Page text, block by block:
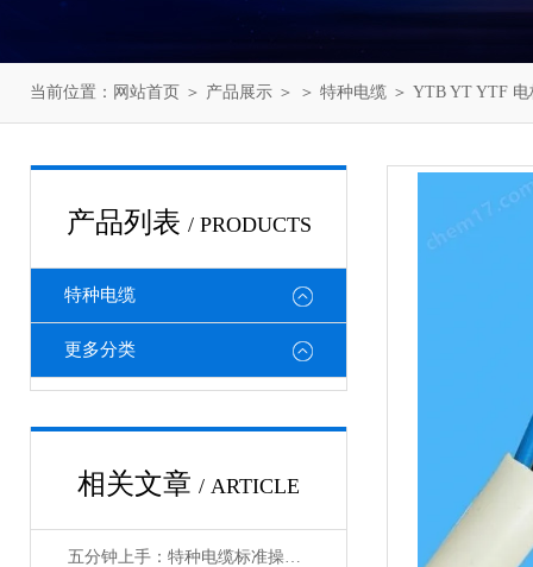
当前位置： 网站首页 ＞ 产品展示 ＞ ＞ 特种电缆 ＞ YTB YT YTF
产品列表 / PRODUCTS
特种电缆
更多分类
相关文章 / ARTICLE
五分钟上手：特种电缆标准操作流程详解